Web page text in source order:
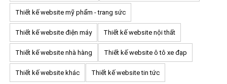
Thiết kế website mỹ phẩm - trang sức
Thiết kế website điện máy Thiết kế website nội thất
Thiết kế website nhà hàng Thiết kế website ô tô xe đạp
Thiết kế website khác Thiết kế website tin tức